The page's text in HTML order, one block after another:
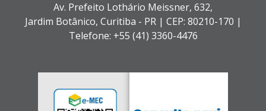
Av. Prefeito Lothário Meissner, 632,
Jardim Botânico, Curitiba - PR | CEP: 80210-170 |
Telefone: +55 (41) 3360-4476